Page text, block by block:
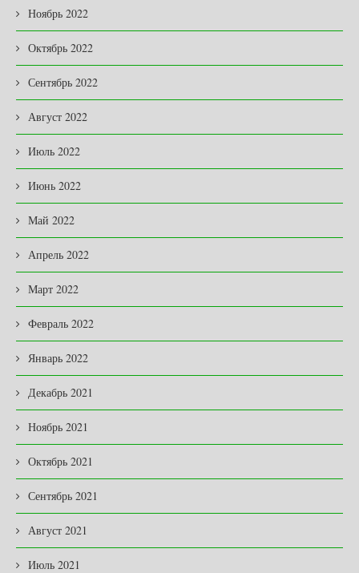
Ноябрь 2022
Октябрь 2022
Сентябрь 2022
Август 2022
Июль 2022
Июнь 2022
Май 2022
Апрель 2022
Март 2022
Февраль 2022
Январь 2022
Декабрь 2021
Ноябрь 2021
Октябрь 2021
Сентябрь 2021
Август 2021
Июль 2021